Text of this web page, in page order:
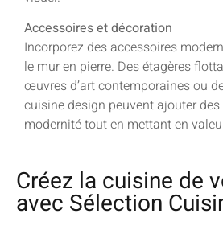
Accessoires et décoration
Incorporez des accessoires
le mur en pierre. Des étagères
œuvres d’art contemporaines ou
cuisine design peuvent ajouter
modernité tout en mettant en
Créez la cuisine de
avec Sélection